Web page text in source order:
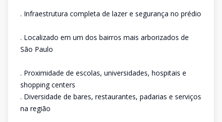
. Infraestrutura completa de lazer e segurança no prédio
. Localizado em um dos bairros mais arborizados de
São Paulo
. Proximidade de escolas, universidades, hospitais e
shopping centers
. Diversidade de bares, restaurantes, padarias e serviços
na região